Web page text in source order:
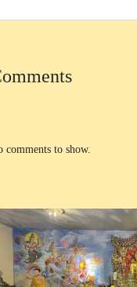
comments to show.